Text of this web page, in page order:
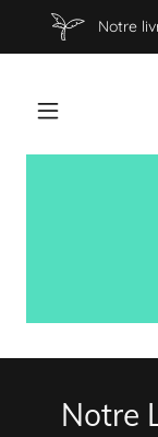
Notre
Notre